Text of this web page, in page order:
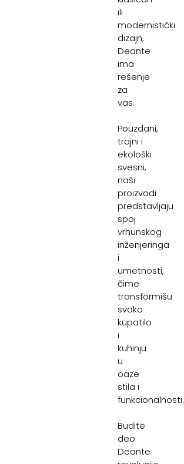
ili
modernistički
dizajn,
Deante
ima
rešenje
za
vas.
Pouzdani,
trajni i
ekološki
svesni,
naši
proizvodi
predstavljaju
spoj
vrhunskog
inženjeringa
i
umetnosti,
čime
transformišu
svako
kupatilo
i
kuhinju
u
oaze
stila i
funkcionalnosti.
Budite
deo
Deante